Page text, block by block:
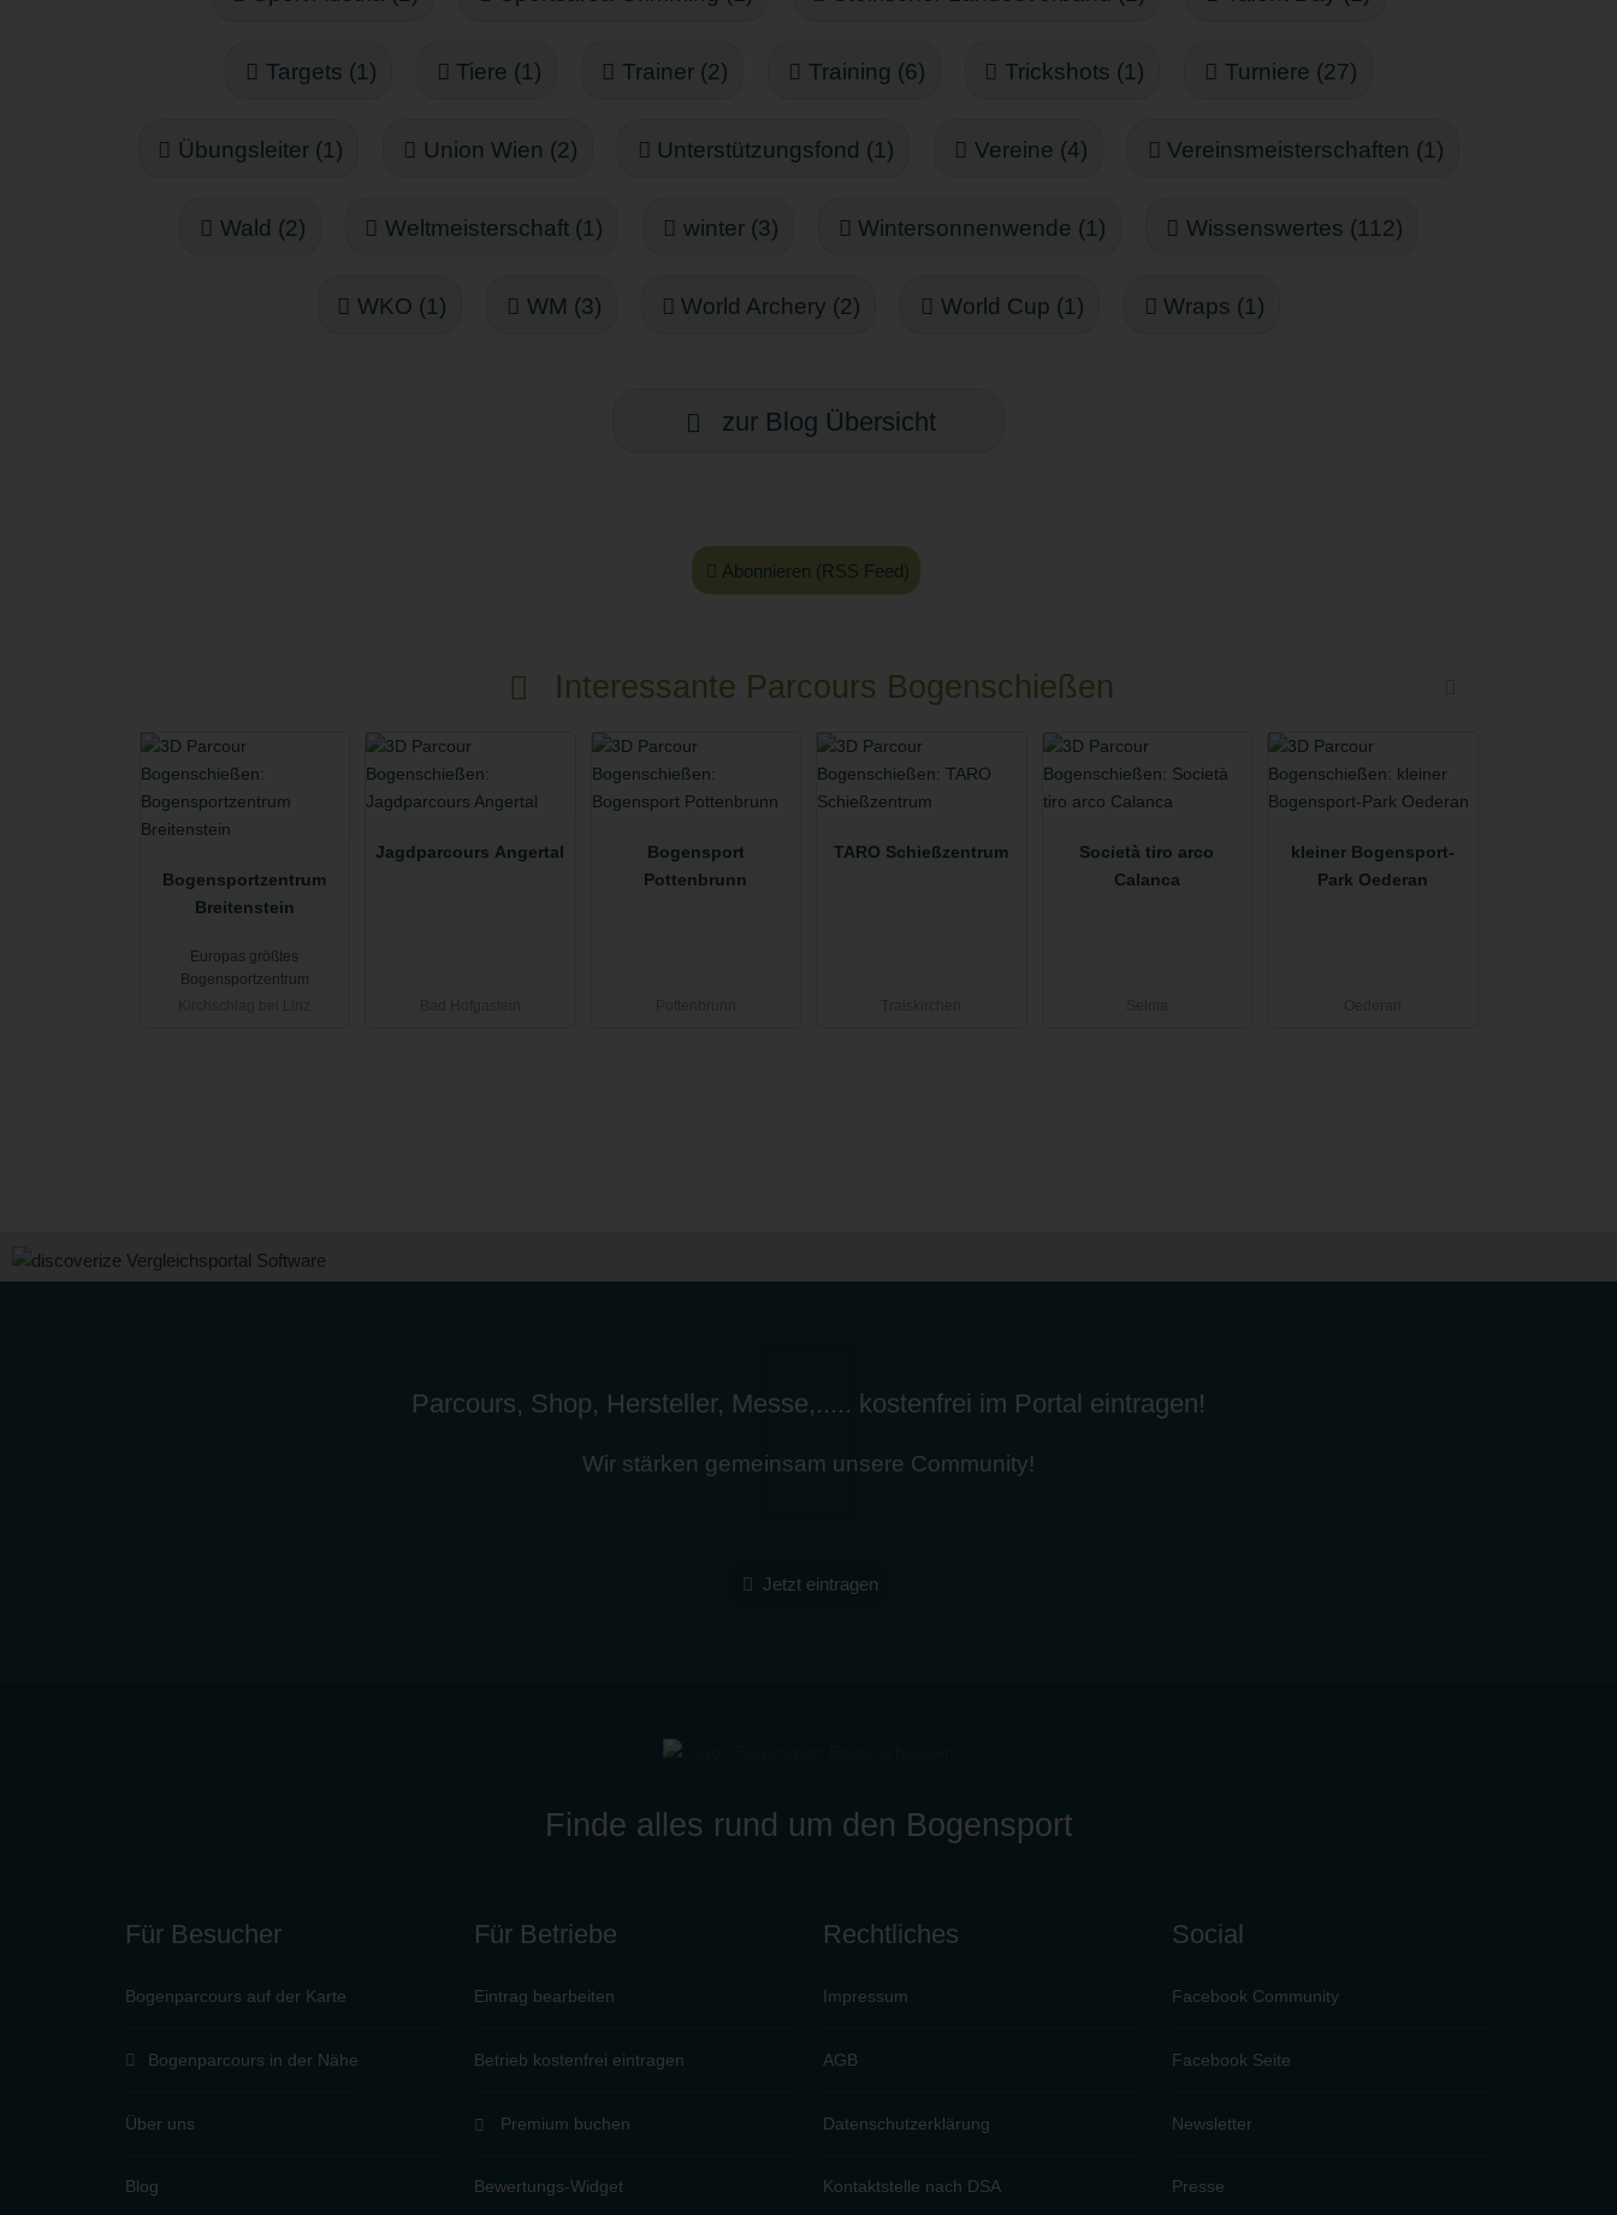
Targets (1) Tiere (1) Trainer (2) Training (6) Trickshots (1) Turniere (27)
Übungsleiter (1) Union Wien (2) Unterstützungsfond (1) Vereine (4) Vereinsmeisterschaften (1)
Wald (2) Weltmeisterschaft (1) winter (3) Wintersonnenwende (1) Wissenswertes (112)
WKO (1) WM (3) World Archery (2) World Cup (1) Wraps (1)
zur Blog Übersicht
Abonnieren (RSS Feed)
Interessante Parcours Bogenschießen
Bogensportzentrum
Breitenstein
Europas größtes
Bogensportzentrum
Jagdparcours Angertal
Bogensport
Pottenbrunn
TARO Schießzentrum
Società tiro arco
Calanca
kleiner Bogensport-
Park Oederan
Parcours, Shop, Hersteller, Messe,..... kostenfrei im Portal eintragen!
Wir stärken gemeinsam unsere Community!
Jetzt eintragen
Finde alles rund um den Bogensport
Für Besucher
Bogenparcours auf der Karte
Bogenparcours in der Nähe
Über uns
Blog
Für Betriebe
Eintrag bearbeiten
Betrieb kostenfrei eintragen
Premium buchen
Bewertungs-Widget
Rechtliches
Impressum
AGB
Datenschutzerklärung
Kontaktstelle nach DSA
Social
Facebook Community
Facebook Seite
Newsletter
Presse